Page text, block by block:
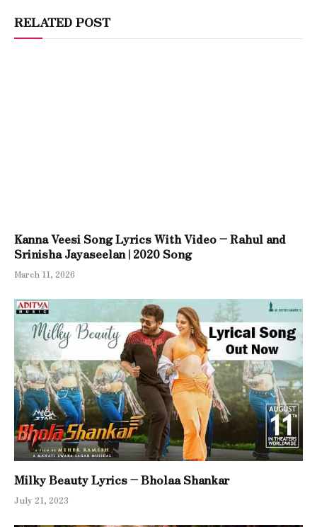
RELATED POST
Kanna Veesi Song Lyrics With Video – Rahul and
Srinisha Jayaseelan | 2020 Song
March 11, 2026
Milky Beauty Lyrics – Bholaa Shankar
July 21, 2023